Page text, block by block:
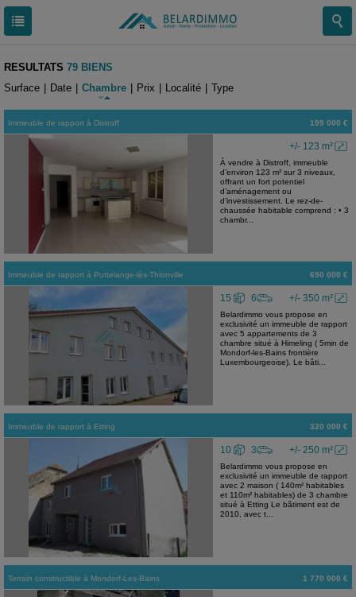
RESULTATS 79 BIENS
Surface
Date Chambre Prix Localité Type
Immeuble de rapport à Distroff 199 000 €
+/- 123 m²
À vendre à Distroff, immeuble
d’environ 123 m² sur 3 niveaux,
offrant un fort potentiel
d’aménagement ou
d’investissement. Le rez-de-
chaussée habitable comprend : • 3
chambr...
Immeuble de rapport à Puttelange-lès-Thionville 690 000 €
+/- 350 m²
15 6
Belardimmo vous propose en
exclusivité un immeuble de rapport
avec 5 appartements de 3
chambre situé à Himeling ( 5min de
Mondorf-les-Bains frontière
Luxembourgeoise). Le bâti...
Immeuble de rapport à Etting 320 000 €
+/- 250 m²
10 3
Belardimmo vous propose en
exclusivité un immeuble de rapport
avec 2 maison ( 140m² habitables
et 110m² habitables) de 3 chambre
situé à Etting Le bâtiment est de
2010, avec t...
Terrain constructible à Mondorf-Les-Bains 1 770 000 €